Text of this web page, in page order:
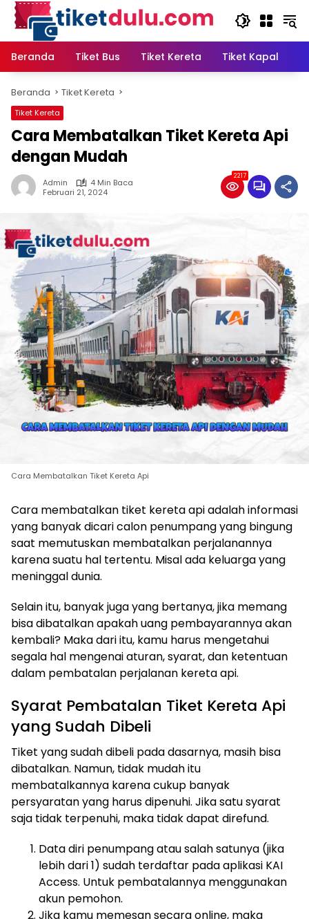
Langsung
Beranda
Tiket Bus Tiket Kereta Tiket Kapal
Beranda Tiket Kereta
Tiket Kereta
Cara Membatalkan Tiket Kereta Api
dengan Mudah
Admin
4 Min Baca
Februari 21, 2024
2217
Cara Membatalkan Tiket Kereta Api
Cara membatalkan tiket kereta api adalah informasi
yang banyak dicari calon penumpang yang bingung
saat memutuskan membatalkan perjalanannya
karena suatu hal tertentu. Misal ada keluarga yang
meninggal dunia.
Selain itu, banyak juga yang bertanya, jika memang
bisa dibatalkan apakah uang pembayarannya akan
kembali? Maka dari itu, kamu harus mengetahui
segala hal mengenai aturan, syarat, dan ketentuan
dalam pembatalan perjalanan kereta api.
Syarat Pembatalan Tiket Kereta Api
yang Sudah Dibeli
Tiket yang sudah dibeli pada dasarnya, masih bisa
dibatalkan. Namun, tidak mudah itu
membatalkannya karena cukup banyak
persyaratan yang harus dipenuhi. Jika satu syarat
saja tidak terpenuhi, maka tidak dapat direfund.
Data diri penumpang atau salah satunya (jika
lebih dari 1) sudah terdaftar pada aplikasi KAI
Access. Untuk pembatalannya menggunakan
akun pemohon.
Jika kamu memesan secara online, maka